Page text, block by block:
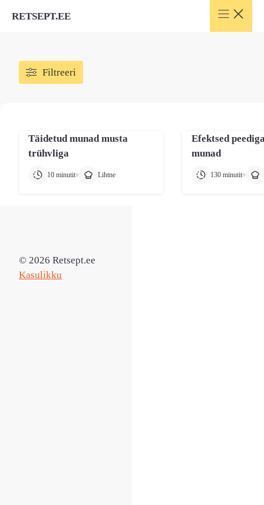
RETSEPT.EE
Filtreeri
Täidetud munad musta
trühvliga
10 minutit Lihtne
Efektsed
munad
130 minutit
© 2026 Retsept.ee
Kasulikku